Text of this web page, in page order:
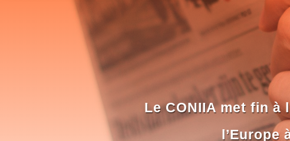
Le CONIIA met fin à
l’Europe